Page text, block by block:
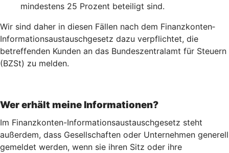
mindestens 25 Prozent beteiligt sind.
Wir sind daher in diesen Fällen nach dem Finanz­konten­
Informations­austausch­gesetz dazu verpflichtet, die
betreffenden Kunden an das Bundeszentralamt für Steuern
(BZSt) zu melden.
Wer erhält meine Informationen?
Im Finanzkonten-Informationsaustauschgesetz steht
außerdem, dass Gesellschaften oder Unternehmen generell
gemeldet werden, wenn sie ihren Sitz oder ihre